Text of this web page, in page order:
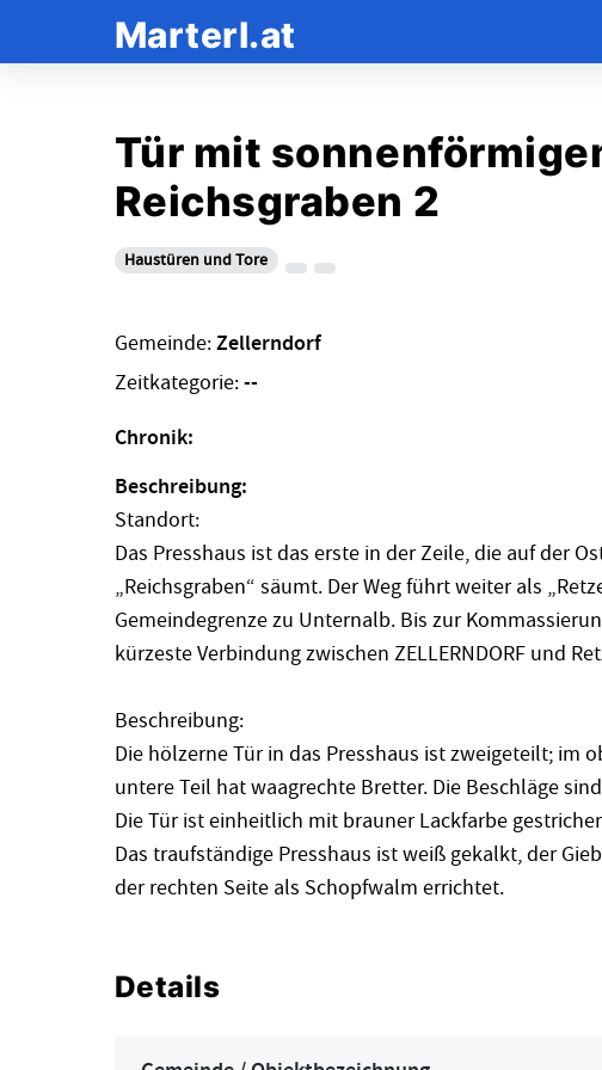
Marterl.at
Tür mit
Reichsgraben 2
Haustüren und Tore
Gemeinde:Zellerndorf
Zeitkategorie:--
Chronik:
Beschreibung:
Standort:
Das Presshaus ist das erste in der Zeile, die auf der
„Reichsgraben“ säumt. Der Weg führt weiter als
Gemeindegrenze zu Unternalb. Bis zur
kürzeste Verbindung zwischen ZELLERNDORF und
Beschreibung:
Die hölzerne Tür in das Presshaus ist zweigeteilt; im
untere Teil hat waagrechte Bretter. Die Beschläge
Die Tür ist einheitlich mit brauner Lackfarbe
Das traufständige Presshaus ist weiß gekalkt, der
der rechten Seite als Schopfwalm errichtet.
Details